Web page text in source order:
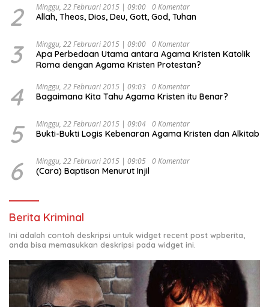
2 Minggu, 22 Februari 2015 | 09:00 0 Komentar
Allah, Theos, Dios, Deu, Gott, God, Tuhan
3 Minggu, 22 Februari 2015 | 09:00 0 Komentar
Apa Perbedaan Utama antara Agama Kristen Katolik
Roma dengan Agama Kristen Protestan?
4 Minggu, 22 Februari 2015 | 09:03 0 Komentar
Bagaimana Kita Tahu Agama Kristen itu Benar?
5 Minggu, 22 Februari 2015 | 09:04 0 Komentar
Bukti-Bukti Logis Kebenaran Agama Kristen dan Alkitab
6 Minggu, 22 Februari 2015 | 09:05 0 Komentar
(Cara) Baptisan Menurut Injil
Berita Kriminal
Ini adalah contoh deskripsi untuk widget recent post wpberita,
anda bisa memasukkan deskripsi pada widget ini.